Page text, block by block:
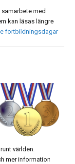
med
kan läsas längre
fortbildningsdagar
världen.
mer information